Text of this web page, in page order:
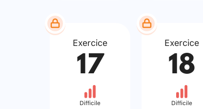
Exercice
17
Difficile
Exercice
18
Difficile